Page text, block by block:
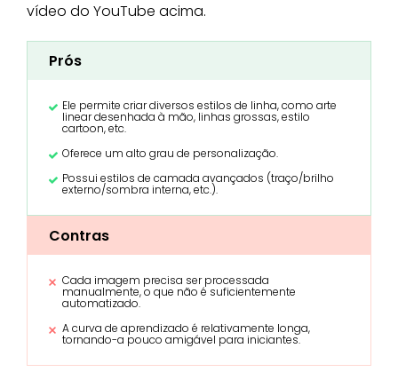
vídeo do YouTube acima.
Prós
Ele permite criar diversos estilos de linha, como arte
linear desenhada à mão, linhas grossas, estilo
cartoon, etc.
Oferece um alto grau de personalização.
Possui estilos de camada avançados (traço/brilho
externo/sombra interna, etc.).
Contras
Cada imagem precisa ser processada
manualmente, o que não é suficientemente
automatizado.
A curva de aprendizado é relativamente longa,
tornando-a pouco amigável para iniciantes.